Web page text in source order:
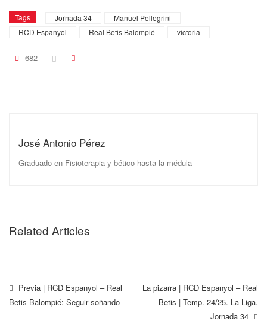
Tags Jornada 34
Manuel Pellegrini
RCD Espanyol
Real Betis Balompié victoria
682
José Antonio Pérez
Graduado en Fisioterapia y bético hasta la médula
Related Articles
Previa | RCD Espanyol – Real
Betis Balompié: Seguir soñando
La pizarra | RCD Espanyol – Real
Betis | Temp. 24/25. La Liga.
Jornada 34